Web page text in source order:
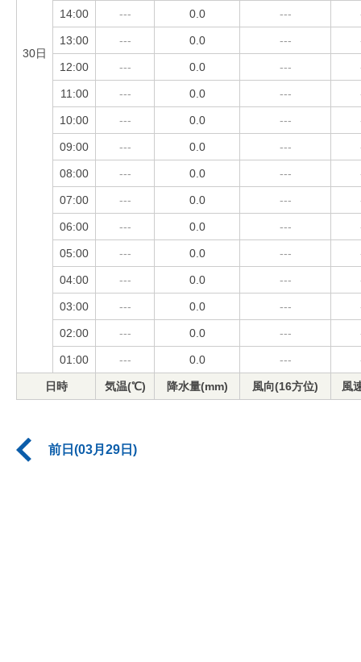
30日
14:00 --- 0.0 ---
13:00 --- 0.0 ---
12:00 --- 0.0 ---
11:00 --- 0.0 ---
10:00 --- 0.0 ---
09:00 --- 0.0 ---
08:00 --- 0.0 ---
07:00 --- 0.0 ---
06:00 --- 0.0 ---
05:00 --- 0.0 ---
04:00 --- 0.0 ---
03:00 --- 0.0 ---
02:00 --- 0.0 ---
01:00 --- 0.0 ---
日時 気温(℃) 降水量(mm) 風向(16方位) 風
前日(03月29日)